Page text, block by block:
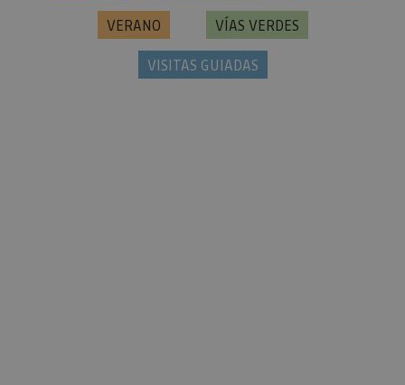
VERANO VÍAS VERDES
VISITAS GUIADAS